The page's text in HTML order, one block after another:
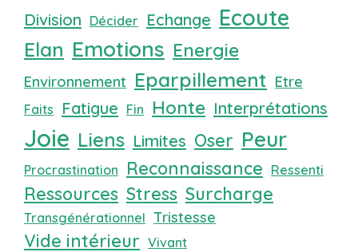
Division Décider Echange Ecoute
Elan Emotions Energie
Environnement Eparpillement Etre
Faits Fatigue Fin Honte Interprétations
Joie Liens Limites Oser Peur
Procrastination Reconnaissance Ressenti
Ressources Stress Surcharge
Transgénérationnel Tristesse
Vide intérieur Vivant